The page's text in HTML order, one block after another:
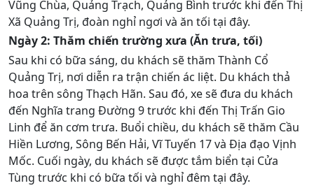
Vũng Chùa, Quảng Trạch, Quảng Bình trước khi đến Thị
Xã Quảng Trị, đoàn nghỉ ngơi và ăn tối tại đây.
Ngày 2: Thăm chiến trường xưa (Ăn trưa, tối)
Sau khi có bữa sáng, du khách sẽ thăm Thành Cổ
Quảng Trị, nơi diễn ra trận chiến ác liệt. Du khách thả
hoa trên sông Thạch Hãn. Sau đó, xe sẽ đưa du khách
đến Nghĩa trang Đường 9 trước khi đến Thị Trấn Gio
Linh để ăn cơm trưa. Buổi chiều, du khách sẽ thăm Cầu
Hiền Lương, Sông Bến Hải, Vĩ Tuyến 17 và Địa đạo Vịnh
Mốc. Cuối ngày, du khách sẽ được tắm biển tại Cửa
Tùng trước khi có bữa tối và nghỉ đêm tại đây.